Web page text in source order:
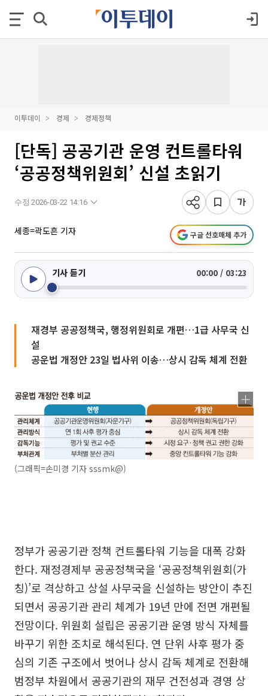
이투데이 경제 경제정책
[단독] 공공기관 운영 컨트롤타워
‘공공정책위원회’ 신설 초읽기
수정 2026-03-22 14:16
세종=곽도흔 기자 구글 선호매체 추가
기사 듣기 00:00 / 03:23
재경부 공공정책국, 행정위원회로 개편…1급 사무국 신
설
공운법 개정안 23일 법사위 이송…상시 감독 체계 전환
(그래픽=손미경 기자 sssmk@)
정부가 공공기관 정책 컨트롤타워 기능을 대폭 강화
한다. 재정경제부 공공정책국을 ‘공공정책위원회(가
칭)’로 격상하고 상설 사무국을 신설하는 방안이 추진
되면서 공공기관 관리 체계가 19년 만에 전면 개편될
전망이다. 위원회 설립은 공공기관 운영 방식 자체를
바꾸기 위한 조치로 해석된다. 연 단위 사후 평가 중
심의 기존 구조에서 벗어나 상시 감독 체계로 전환해
범정부 차원에서 공공기관의 재무 건전성과 경영 상